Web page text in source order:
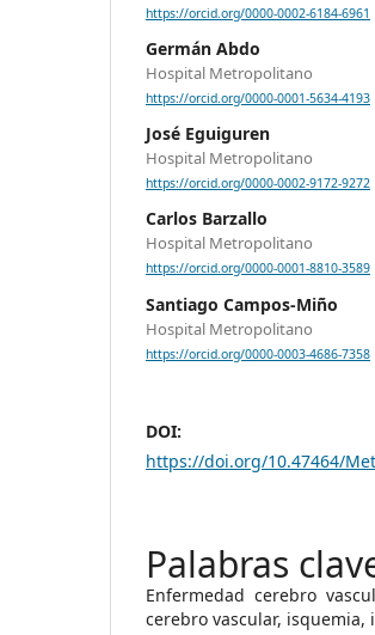
https://orcid.org/0000-0002-6184-6961
Germán Abdo
Hospital Metropolitano
https://orcid.org/0000-0001-5634-4193
José Eguiguren
Hospital Metropolitano
https://orcid.org/0000-0002-9172-9272
Carlos Barzallo
Hospital Metropolitano
https://orcid.org/0000-0001-8810-3589
Santiago Campos-Miño
Hospital Metropolitano
https://orcid.org/0000-0003-4686-7358
DOI:
https://doi.org/10.47464/
Enfermedad cerebro
cerebro vascular,